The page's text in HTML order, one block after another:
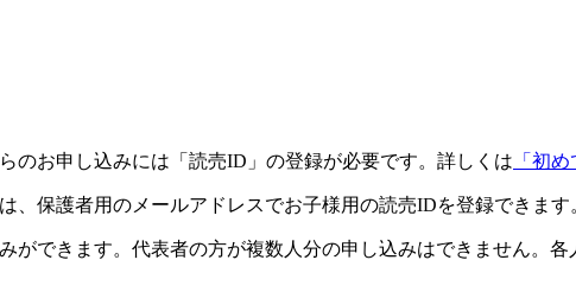
お申し込みには「読売ID」の登録が必要です。詳しくは 「初
保護者用のメールアドレスでお子様用の読売IDを登録できます
できます。代表者の方が複数人分の申し込みはできません。